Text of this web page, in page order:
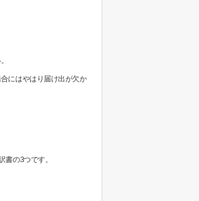
にはやはり届け出が欠か
の3つです。